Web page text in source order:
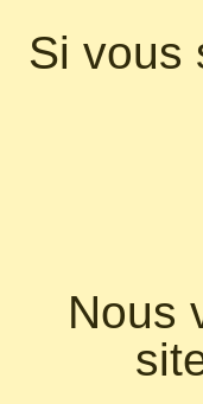
Si vous
Nous